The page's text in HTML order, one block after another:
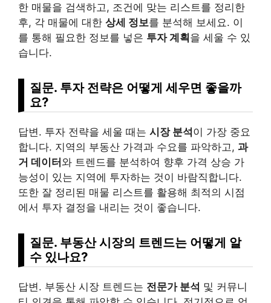
한 매물을 검색하고, 조건에 맞는 리스트를 정리한
후, 각 매물에 대한 상세 정보를 분석해 보세요. 이
를 통해 필요한 정보를 넣은 투자 계획을 세울 수 있
습니다.
질문. 투자 전략은 어떻게 세우면 좋을까
요?
답변. 투자 전략을 세울 때는 시장 분석이 가장 중요
합니다. 지역의 부동산 가격과 수요를 파악하고, 과
거 데이터와 트렌드를 분석하여 향후 가격 상승 가
능성이 있는 지역에 투자하는 것이 바람직합니다.
또한 잘 정리된 매물 리스트를 활용해 최적의 시점
에서 투자 결정을 내리는 것이 좋습니다.
질문. 부동산 시장의 트렌드는 어떻게 알
수 있나요?
답변. 부동산 시장 트렌드는 전문가 분석 및 커뮤니